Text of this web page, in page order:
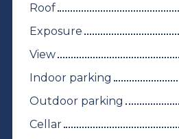
Roof
Exposure
View
Indoor parking
Outdoor parking
Cellar